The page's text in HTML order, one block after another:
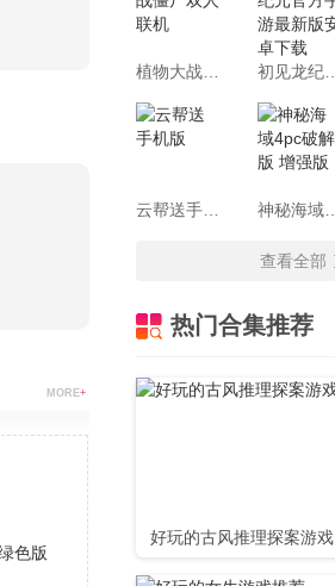
MORE+
查看全部
热门合集推荐
好玩的古风推理探案游戏